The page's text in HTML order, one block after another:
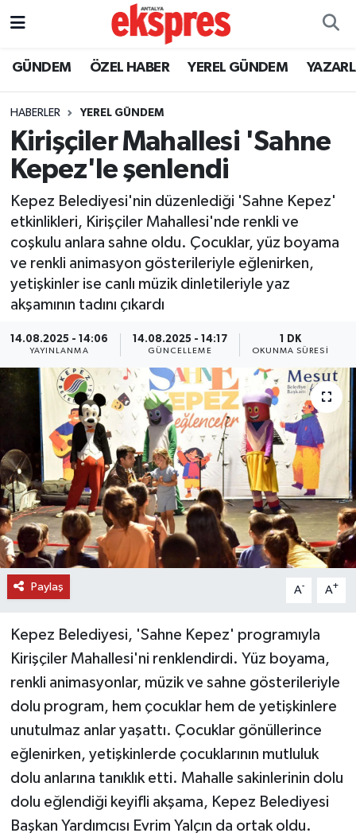
GÜNDEM ÖZEL HABER YEREL GÜNDEM
HABERLER YEREL GÜNDEM
Kirişçiler Mahallesi 'Sahne
Kepez'le şenlendi
Kepez Belediyesi'nin düzenlediği 'Sahne Kepez'
etkinlikleri, Kirişçiler Mahallesi'nde renkli ve
coşkulu anlara sahne oldu. Çocuklar, yüz boyama
ve renkli animasyon gösterileriyle eğlenirken,
yetişkinler ise canlı müzik dinletileriyle yaz
akşamının tadını çıkardı
14.08.2025 - 14:06
YAYINLANMA
14.08.2025 - 14:17
GÜNCELLEME
1 DK
OKUNMA SÜRESI
Paylaş A- A+
Kepez Belediyesi, 'Sahne Kepez' programıyla
Kirişçiler Mahallesi'ni renklendirdi. Yüz boyama,
renkli animasyonlar, müzik ve sahne gösterileriyle
dolu program, hem çocuklar hem de yetişkinlere
unutulmaz anlar yaşattı. Çocuklar gönüllerince
eğlenirken, yetişkinlerde çocuklarının mutluluk
dolu anlarına tanıklık etti. Mahalle sakinlerinin dolu
dolu eğlendiği keyifli akşama, Kepez Belediyesi
Başkan Yardımcısı Evrim Yalçın da ortak oldu.
ÖZEL HABER
YEREL GÜNDEM
EKONOMİ
KÜLTÜR - SANAT
SPOR
SİYASET
SAĞLIK
DÜNYA
EĞİTİM
TURİZM
RÖPORTAJ
VİDEO HABERLER
YAZARLAR
RESMİ İLAN
MAGAZİN
Nöbetçi Eczaneler
Trafik Durumu
Süper Lig Puan Durumu ve Fikstür
Tüm Manşetler
Son Dakika Haberleri
Haber Arşivi